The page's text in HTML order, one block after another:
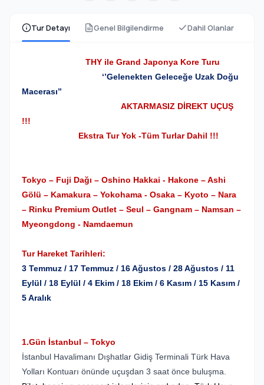
Tur Detayı Genel Bilgilendirme Dahil Olanlar
THY ile Grand Japonya Kore Turu
‘’Gelenekten Geleceğe Uzak Doğu
Macerası’’
AKTARMASIZ DİREKT UÇUŞ
!!!
Ekstra Tur Yok -Tüm Turlar Dahil !!!
Tokyo – Fuji Dağı – Oshino Hakkai - Hakone – Ashi
Gölü – Kamakura – Yokohama - Osaka – Kyoto – Nara
– Rinku Premium Outlet – Seul – Gangnam – Namsan –
Myeongdong - Namdaemun
Tur Hareket Tarihleri:
3 Temmuz / 17 Temmuz / 16 Ağustos / 28 Ağustos / 11
Eylül / 18 Eylül / 4 Ekim / 18 Ekim / 6 Kasım / 15 Kasım /
5 Aralık
1.Gün İstanbul – Tokyo
İstanbul Havalimanı Dışhatlar Gidiş Terminali Türk Hava
Yolları Kontuarı önünde uçuşdan 3 saat önce buluşma.